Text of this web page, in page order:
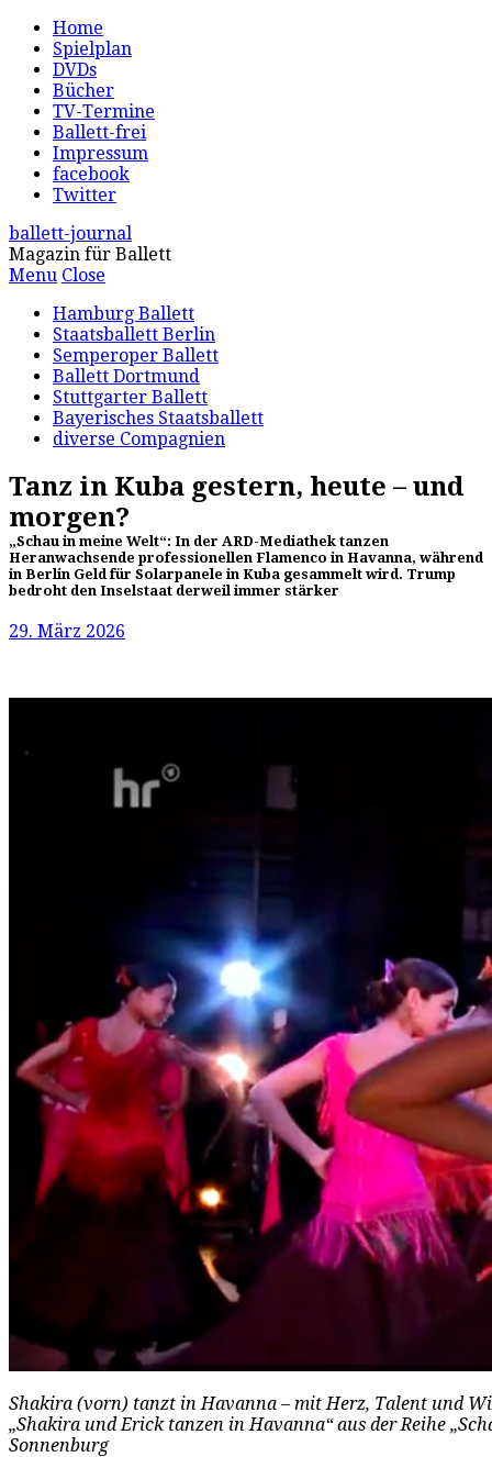
Home
Spielplan
DVDs
Bücher
TV-Termine
Ballett-frei
Impressum
facebook
Twitter
ballett-journal
Magazin für Ballett
Menu Close
Hamburg Ballett
Staatsballett Berlin
Semperoper Ballett
Ballett Dortmund
Stuttgarter Ballett
Bayerisches Staatsballett
diverse Compagnien
Tanz in Kuba gestern, heute – und
morgen?
„Schau in meine Welt“: In der ARD-Mediathek tanzen
Heranwachsende professionellen Flamenco in Havanna, während
in Berlin Geld für Solarpanele in Kuba gesammelt wird. Trump
bedroht den Inselstaat derweil immer stärker
29. März 2026
Shakira (vorn) tanzt in Havanna – mit Herz, Talent und
„Shakira und Erick tanzen in Havanna“ aus der Reihe
Sonnenburg